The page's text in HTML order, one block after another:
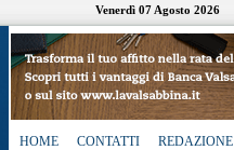
Venerdì 07 Agosto 2026
HOME CONTATTI
REDAZIONE